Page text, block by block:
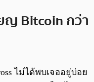
ญ Bitcoin กว่า
ไม่ได้พบเจออยู่บ่อย